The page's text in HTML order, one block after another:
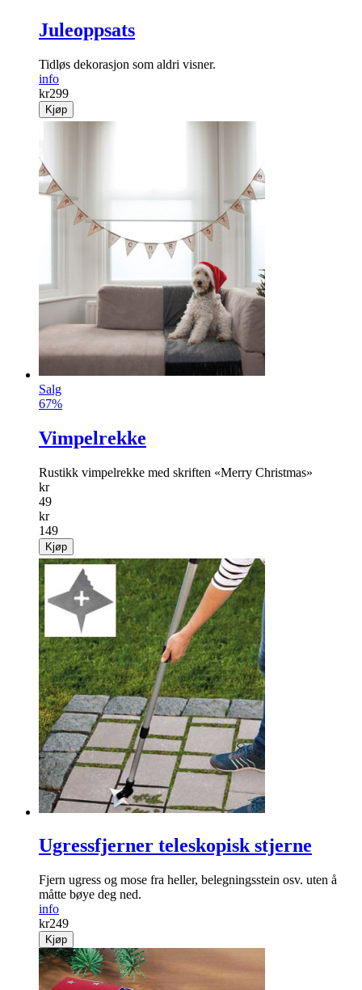
Juleoppsats
Tidløs dekorasjon som aldri visner.
info
kr299
Kjøp
Salg
67%
Vimpelrekke
Rustikk vimpelrekke med skriften «Merry Christmas»
kr
49
kr
149
Kjøp
Ugressfjerner teleskopisk stjerne
Fjern ugress og mose fra heller, belegnings­stein osv. uten å
måtte bøye deg ned.
info
kr249
Kjøp